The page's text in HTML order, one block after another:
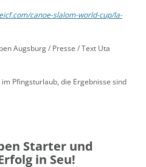
canoe-slalom-world-cup/la-
Augsburg / Presse / Text Uta
Pfingsturlaub, die Ergebnisse sind
Starter und
in Seu!